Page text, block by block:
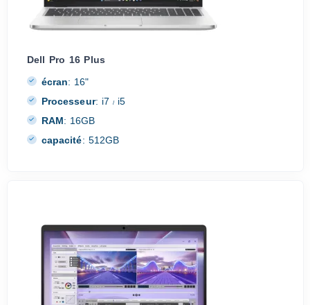
Dell Pro 16 Plus
écran: 16"
Processeur: i7/ i5
RAM: 16GB
capacité: 512GB